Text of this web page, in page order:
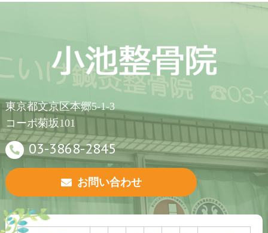
東京都文京区本郷5-1-3
コーポ菊坂101
03-3868-2845
お問い合わせ